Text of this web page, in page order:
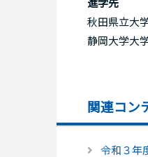
秋田県立大
静岡大学大
関連コン
令和３